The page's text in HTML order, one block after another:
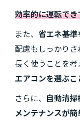
効率的に運転でき
また、 省エネ基
配慮もしっかりさ
長く使うことを考
エアコンを選ぶこ
さらに、
自動清掃
メンテナンスが